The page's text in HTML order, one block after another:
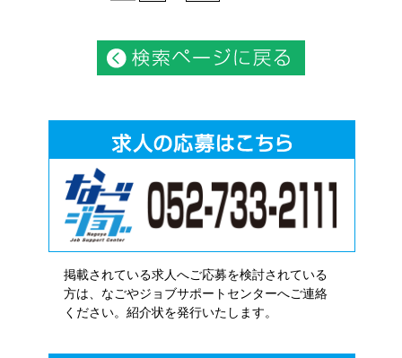
掲載されている求人へご応募を検討されている
方は、なごやジョブサポートセンターへご連絡
ください。紹介状を発行いたします。